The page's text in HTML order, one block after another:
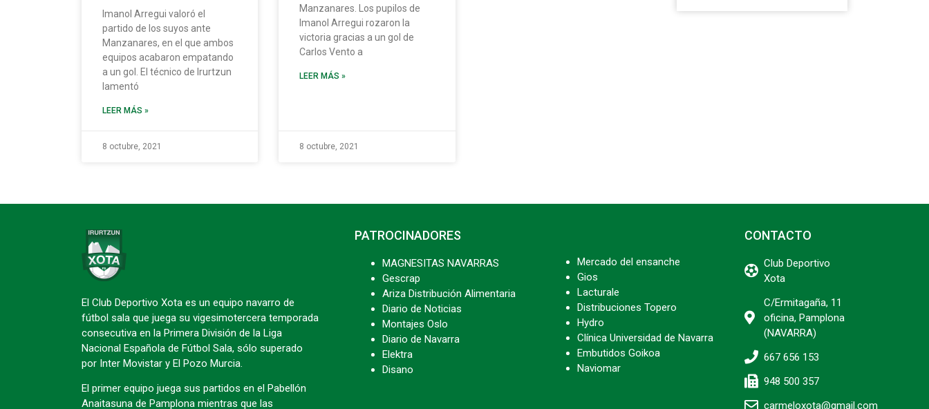
Imanol Arregui valoró el
partido de los suyos ante
Manzanares, en el que ambos
equipos acabaron empatando
a un gol. El técnico de Irurtzun
lamentó
LEER MÁS »
8 octubre, 2021
Manzanares. Los pupilos de
Imanol Arregui rozaron la
victoria gracias a un gol de
Carlos Vento a
LEER MÁS »
8 octubre, 2021
El Club Deportivo Xota es un equipo navarro de
fútbol sala que juega su vigesimotercera temporada
consecutiva en la Primera División de la Liga
Nacional Española de Fútbol Sala, sólo superado
por Inter Movistar y El Pozo Murcia.
El primer equipo juega sus partidos en el Pabellón
Anaitasuna de Pamplona mientras que las
PATROCINADORES
MAGNESITAS NAVARRAS
Gescrap
Ariza Distribución Alimentaria
Diario de Noticias
Montajes Oslo
Diario de Navarra
Elektra
Disano
Mercado del ensanche
Gios
Lacturale
Distribuciones Topero
Hydro
Clínica Universidad de Navarra
Embutidos Goikoa
Naviomar
CONTACTO
Club Deportivo
Xota
C/Ermitagaña, 11
oficina, Pamplona
(NAVARRA)
667 656 153
948 500 357
carmeloxota@gmail.com